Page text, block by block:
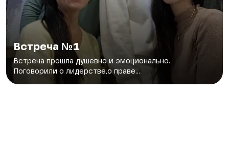
Встреча №1
Встреча прошла душевно и эмоционально.
Поговорили о лидерстве,о праве...